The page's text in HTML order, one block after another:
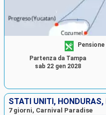
Partenza da Tampa
sab 22 gen 2028
STATI UNITI, HONDURAS,
7 giorni, Carnival Paradise